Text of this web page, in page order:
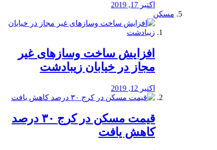
اکتبر 17, 2019
مسکن
افزایش ساخت وسازهای غیر
مجاز در خیابان زیبادشت
اکتبر 12, 2019
️قیمت مسکن در کرج ۳۰ درصد
کاهش یافت